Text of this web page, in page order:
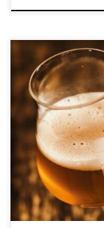
Ein Hoffest für
leckeres BBQ
Bittersweets“
kennenlernen,
… einfach einen
Gunsten der